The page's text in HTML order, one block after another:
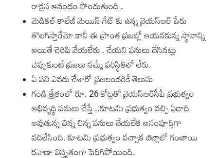
రాక్షస ఆనందం పొందుతుంది .
మెడికల్ కాలేజీ మెయిన్ గేట్ కు ఉన్న వైయ‌స్ఆర్ పేరు
తొలగిస్తారేమో కానీ ఈ ప్రాంత ప్రజల్లో ఆయనకున్న స్థానాన్ని
అయితే చెరిపి వేయలేరు . చేయ‌ని పనులు చేసినట్లు
చెప్పుకుంటే ప్రజలు నమ్మే పరిస్థితిలో లేరు.
ఏ పని ఎవరు చేశారో ప్రజలందరికీ తెలుసు
గండి క్షేత్రంలో రూ. 26 కోట్లతో వైయ‌స్ఆర్‌సీపీ ప్రభుత్వం
అభివృద్ధి పనులు చేస్తే ..కూటమి ప్రభుత్వం వచ్చి ఏడాది
అవుతున్న చిన్న చిన్న పనులు చేయలేక అసంపూర్తిగా
వదిలేసింది. కూటమి ప్రభుత్వం వచ్చాక జిల్లాలో గంజాయి
రవాణా విస్తృతంగా పెరిగిపోయింది.